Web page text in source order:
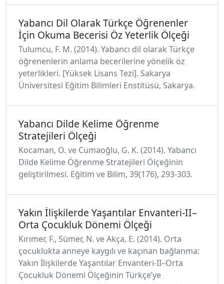
Yabancı Dil Olarak Türkçe Öğrenenler
İçin Okuma Becerisi Öz Yeterlik Ölçeği
Tulumcu, F. M. (2014). Yabancı dil olarak Türkçe
öğrenenlerin anlama becerilerine yönelik öz
yeterlikleri. [Yüksek Lisans Tezi]. Sakarya
Üniversitesi Eğitim Bilimleri Enstitüsü, Sakarya.
Yabancı Dilde Kelime Öğrenme
Stratejileri Ölçeği
Kocaman, O. ve Cumaoğlu, G. K. (2014). Yabancı
Dilde Kelime Öğrenme Stratejileri Ölçeğinin
geliştirilmesi. Eğitim ve Bilim, 39(176), 293-303.
Yakın İlişkilerde Yaşantılar Envanteri-II–
Orta Çocukluk Dönemi Ölçeği
Kırımer, F., Sümer, N. ve Akça, E. (2014). Orta
çocuklukta anneye kaygılı ve kaçınan bağlanma:
Yakın İlişkilerde Yaşantılar Envanteri-II–Orta
Çocukluk Dönemi Ölçeğinin Türkçe’ye